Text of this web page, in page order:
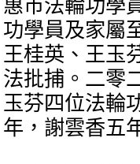
惠市法輪功學
功學員及家屬
王桂英、王玉
法批捕。二零
玉芬四位法輪
年，謝雲香五